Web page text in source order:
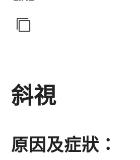
斜視
原因及症狀：